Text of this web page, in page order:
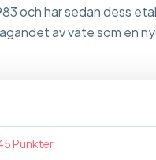
och har sedan dess
av väte som en
Punkter